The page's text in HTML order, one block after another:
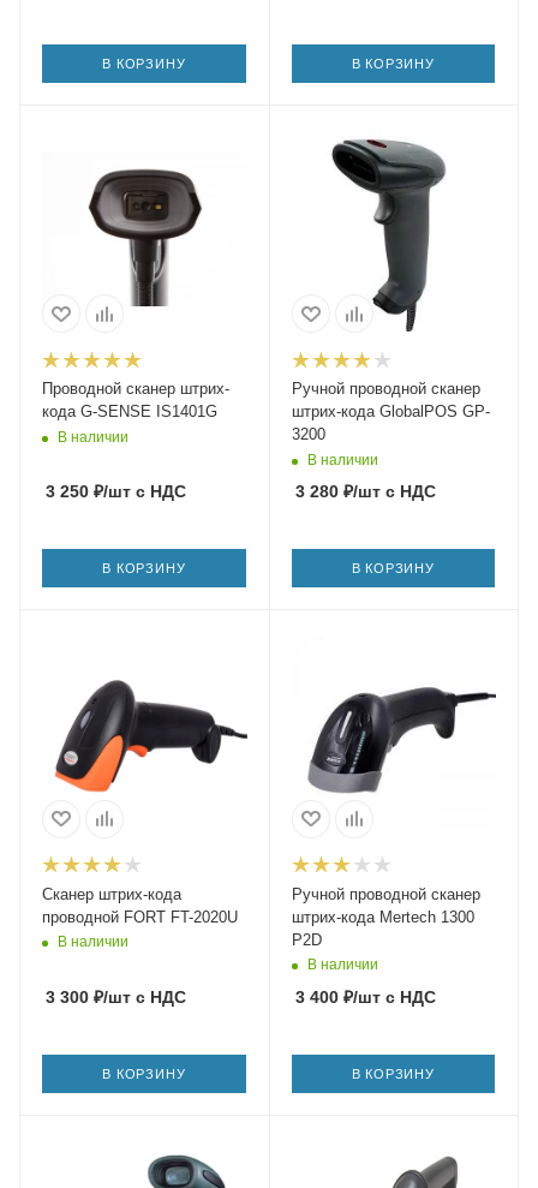
В КОРЗИНУ В КОРЗИНУ
Проводной сканер штрих-
кода G-SENSE IS1401G
В наличии
3 250 ₽/шт с НДС
В КОРЗИНУ
Ручной проводной сканер
штрих-кода GlobalPOS GP-
3200
В наличии
3 280₽/штс НДС
В КОРЗИНУ
Сканер штрих-кода
проводной FORT FT-2020U
В наличии
3 300 ₽/шт с НДС
В КОРЗИНУ
Ручной проводной сканер
штрих-кода Mertech 1300
P2D
В наличии
3 400₽/штс НДС
В КОРЗИНУ